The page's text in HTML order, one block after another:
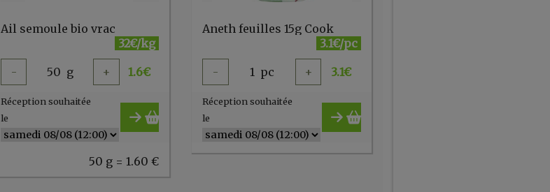
Ail semoule bio vrac
32€/kg
- 50 g + 1.6€
Réception souhaitée
le
50 g = 1.60 €
Aneth feuilles 15g Cook
3.1€/pc
- 1 pc + 3.1€
Réception souhaitée
le